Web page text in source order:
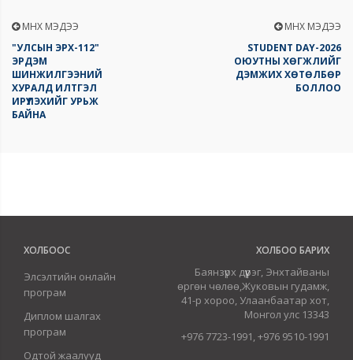
ӨМНӨХ МЭДЭЭ
"УЛСЫН ЭРХ-112"
ЭРДЭМ
ШИНЖИЛГЭЭНИЙ
ХУРАЛД ИЛТГЭЛ
ИРҮҮЛЭХИЙГ УРЬЖ
БАЙНА
ӨМНӨХ МЭДЭЭ
STUDENT DAY-2026
ОЮУТНЫ ХӨГЖЛИЙГ
ДЭМЖИХ ХӨТӨЛБӨР
БОЛЛОО
ХОЛБООС
Элсэлтийн онлайн
програм
Диплом шалгах
програм
Одтой жаалууд
ХОЛБОО БАРИХ
Баянзүрх дүүрэг, Энхтайваны
өргөн чөлөө,Жуковын гудамж,
41-р хороо, Улаанбаатар хот,
Монгол улс 13343
+976 7723-1991, +976 9510-1991